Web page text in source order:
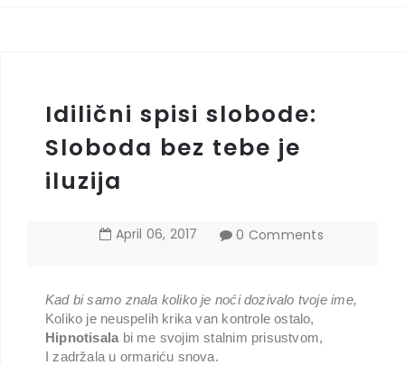
Idilični spisi slobode:
Sloboda bez tebe je
iluzija
April 06, 2017 0 Comments
Kad bi samo znala koliko je noći dozivalo tvoje ime,
Koliko je neuspelih krika van kontrole ostalo,
Hipnotisala bi me svojim stalnim prisustvom,
I zadržala u ormariću snova.